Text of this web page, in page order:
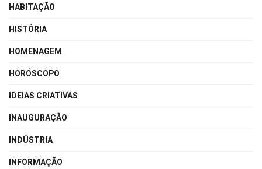
HABITAÇÃO
HISTÓRIA
HOMENAGEM
HORÓSCOPO
IDEIAS CRIATIVAS
INAUGURAÇÃO
INDÚSTRIA
INFORMAÇÃO